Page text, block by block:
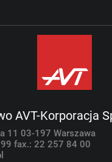
AVT-Korporacja
11 03-197 Warszawa
fax.: 22 257 84 00